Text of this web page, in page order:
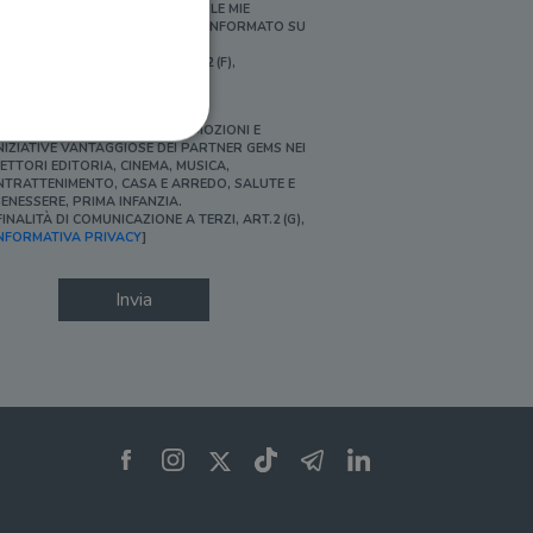
PERSONALIZZATE E IN LINEA CON LE MIE
ABITUDINI DI ACQUISTO, ESSERE INFORMATO SU
[FINALITÀ DI PROFILAZIONE, ART.2 (F),
SÌ, DESIDERO ACCEDERE A PROMOZIONI E
VANTAGGIOSE DEI PARTNER GEMS NEI
EDITORIA, CINEMA, MUSICA,
CASA E ARREDO, SALUTE E
PRIMA INFANZIA.
DI COMUNICAZIONE A TERZI, ART.2 (G),
PRIVACY]
Invia
dell'account. Il sito
per il dominio corrente.